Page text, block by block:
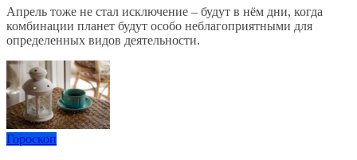
Апрель тоже не стал исключение – будут в нём дни, когда
комбинации планет будут особо неблагоприятными для
определенных видов деятельности.
Гороскоп